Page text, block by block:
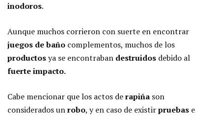
inodoros.
Aunque muchos corrieron con suerte en encontrar
juegos de baño complementos, muchos de los
productosya se encontraban destruidos debido al
fuerte impacto.
Cabe mencionar que los actos derapiña son
considerados unrobo, y en caso de existirpruebas e